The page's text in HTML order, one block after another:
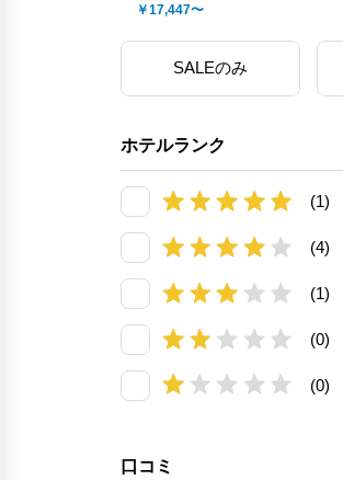
￥17,447〜
SALEのみ
ホテルランク
(1)
(4)
(1)
(0)
(0)
口コミ